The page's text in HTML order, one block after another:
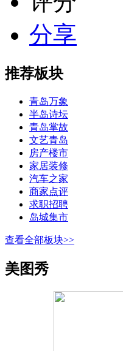
分享
推荐板块
青岛万象
半岛诗坛
青岛掌故
文艺青岛
房产楼市
家居装修
汽车之家
商家点评
求职招聘
岛城集市
查看全部板块>>
美图秀